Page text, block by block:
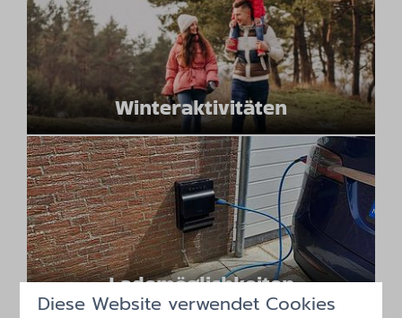
Winteraktivitäten
Lademöglichkeiten
Diese Website verwendet Cookies